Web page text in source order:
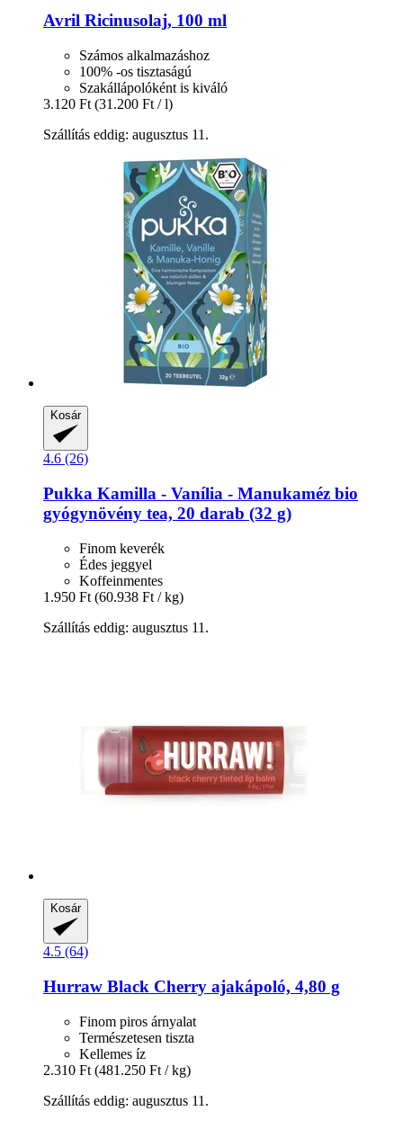
Avril Ricinusolaj, 100 ml
Számos alkalmazáshoz
100% -os tisztaságú
Szakállápolóként is kiváló
3.120 Ft (31.200 Ft / l)
Szállítás eddig: augusztus 11.
Kosár
4.6 (26)
Pukka Kamilla -​ Vanília -​ Manukaméz bio
gyógynövény tea, 20 darab (32 g)
Finom keverék
Édes jeggyel
Koffeinmentes
1.950 Ft (60.938 Ft / kg)
Szállítás eddig: augusztus 11.
Kosár
4.5 (64)
Hurraw Black Cherry ajakápoló, 4,80 g
Finom piros árnyalat
Természetesen tiszta
Kellemes íz
2.310 Ft (481.250 Ft / kg)
Szállítás eddig: augusztus 11.